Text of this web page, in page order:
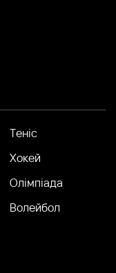
Теніс
Хокей
Олімпіада
Волейбол